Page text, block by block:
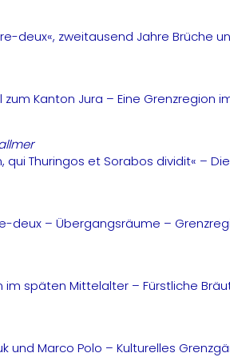
deux«, zweitausend Jahre Brüche
zum Kanton Jura – Eine
qui Thuringos et Sorabos dividit« –
deux – Übergangsräume –
im späten Mittelalter – Fürstliche
und Marco Polo – Kulturelles